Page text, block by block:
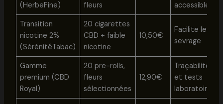
(HerbeFine)
fleurs
accessible
Transition
nicotine 2%
(SérénitéTabac)
20 cigarettes
CBD + faible
nicotine
10,50€
Facilite le
sevrage
Gamme
premium (CBD
Royal)
20 pre-rolls,
fleurs
sélectionnées
12,90€
Traçabilité
et tests
laboratoires